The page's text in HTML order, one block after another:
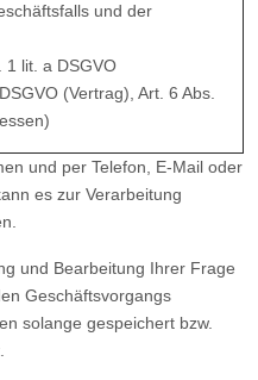
und der
lit. a DSGVO
(Vertrag), Art. 6 Abs.
und per Telefon, E-Mail oder
es zur Verarbeitung
und Bearbeitung Ihrer Frage
Geschäftsvorgangs
solange gespeichert bzw.